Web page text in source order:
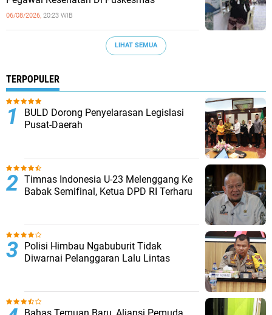
06/08/2026, 20:23 WIB
LIHAT SEMUA
TERPOPULER
BULD Dorong Penyelarasan Legislasi
Pusat-Daerah
Timnas Indonesia U-23 Melenggang Ke
Babak Semifinal, Ketua DPD RI Terharu
Polisi Himbau Ngabuburit Tidak
Diwarnai Pelanggaran Lalu Lintas
Bahas Temuan Baru, Aliansi Pemuda